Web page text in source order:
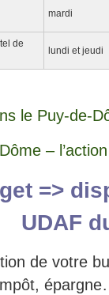
mardi
de
lundi et jeudi
le Puy-de-
–
=>
UDAF
de votre